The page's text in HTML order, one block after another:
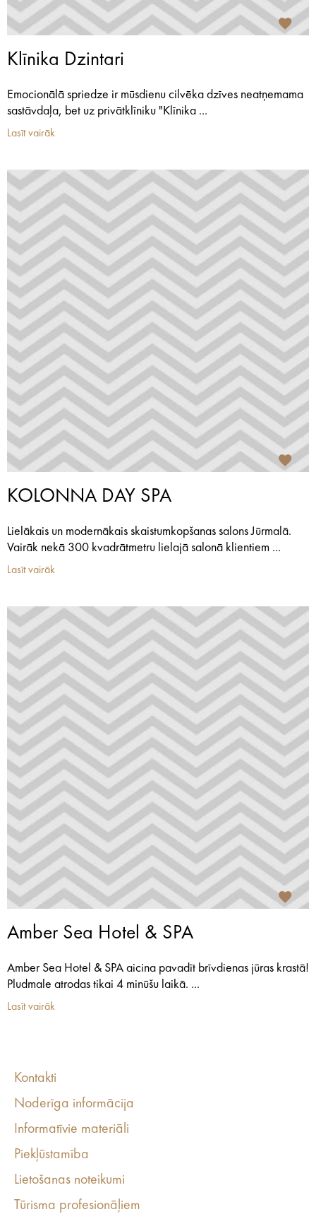
Klīnika Dzintari
Emocionālā spriedze ir mūsdienu cilvēka dzīves neatņemama
sastāvdaļa, bet uz privātklīniku "Klīnika ...
Lasīt vairāk
KOLONNA DAY SPA
Lielākais un modernākais skaistumkopšanas salons Jūrmalā.
Vairāk nekā 300 kvadrātmetru lielajā salonā klientiem ...
Lasīt vairāk
Amber Sea Hotel & SPA
Amber Sea Hotel & SPA aicina pavadīt brīvdienas jūras krastā!
Pludmale atrodas tikai 4 minūšu laikā. ...
Lasīt vairāk
Kontakti
Noderīga informācija
Informatīvie materiāli
Piekļūstamība
Lietošanas noteikumi
Tūrisma profesionāļiem